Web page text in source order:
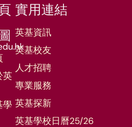
英
學
實用連結
英基資訊
英基校友
人才招聘
專業服務
英基探新
英基學校日曆25/26